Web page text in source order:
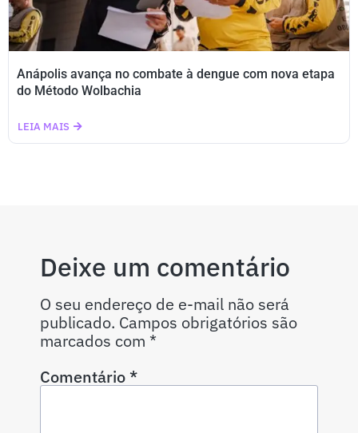
Anápolis avança no combate à dengue com nova etapa
do Método Wolbachia
LEIA MAIS
Deixe um comentário
O seu endereço de e-mail não será
publicado. Campos obrigatórios são
marcados com *
Comentário*